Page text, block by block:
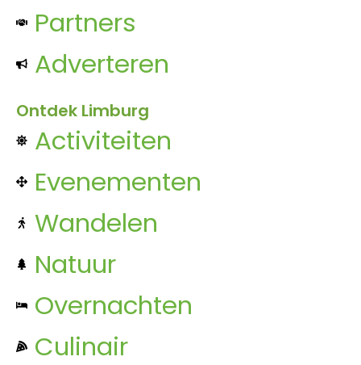
Partners
Adverteren
Ontdek Limburg
Activiteiten
Evenementen
Wandelen
Natuur
Overnachten
Culinair